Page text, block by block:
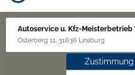
Autoservice u. Kfz-Meisterbetrieb
Osterberg 11, 31636 Linsburg